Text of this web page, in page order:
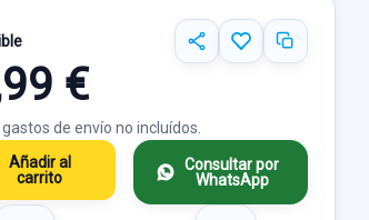
€
gastos de envío no incluídos.
Añadir al
carrito
Consultar por
WhatsApp